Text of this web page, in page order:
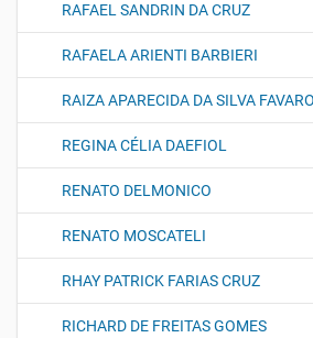
RAFAEL SANDRIN DA CRUZ
RAFAELA ARIENTI BARBIERI
RAIZA APARECIDA DA SILVA FAVARO
REGINA CÉLIA DAEFIOL
RENATO DELMONICO
RENATO MOSCATELI
RHAY PATRICK FARIAS CRUZ
RICHARD DE FREITAS GOMES